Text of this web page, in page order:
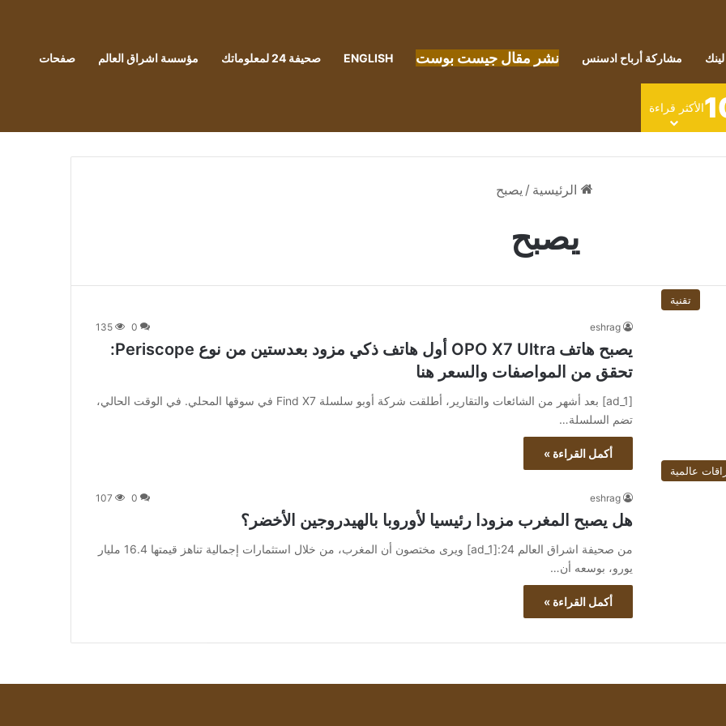
مشاركة أرباح ادسنس نشر مقال جيست بوست ENGLISH صحيفة 24 لمعلوماتك مؤسسة اشراق العالم صفحات
الأكثر قراءة
الرئيسية / يصبح
يصبح
تقنية
eshrag
0
135
يصبح هاتف OPO X7 Ultra أول هاتف ذكي مزود بعدستين من نوع Periscope:
تحقق من المواصفات والسعر هنا
[ad_1] بعد أشهر من الشائعات والتقارير، أطلقت شركة أوبو سلسلة Find X7 في سوقها المحلي. في الوقت الحالي،
تضم السلسلة…
أكمل القراءة »
عالمية
eshrag
0
107
هل يصبح المغرب مزودا رئيسيا لأوروبا بالهيدروجين الأخضر؟
من صحيفة اشراق العالم 24:[ad_1] ويرى مختصون أن المغرب، من خلال استثمارات إجمالية تناهز قيمتها 16.4 مليار
يورو، بوسعه أن…
أكمل القراءة »